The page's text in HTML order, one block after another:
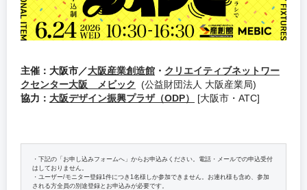
主催：大阪市／大阪産業創造館 ・ クリエイティブネットワー
クセンター大阪 メビック
(公益財団法人 大阪産業局)
協力： 大阪デザイン振興プラザ（ODP） [大阪市・ATC]
・下記の「お申し込みフォームへ」からお申込みください。電話・メールでの申込受付
はしておりません。
・ユーザー/モニター登録1件につき1名様しか参加できません。お連れ様も含め、参加
される方全員の別途登録とお申込みが必要です。